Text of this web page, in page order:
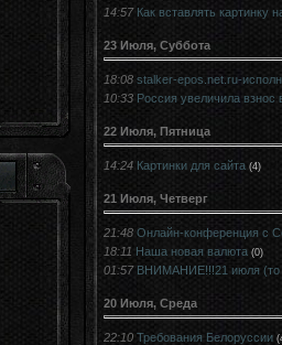
14:57 Как вставлять картинку
23 Июля, Суббота
18:08 stalker-epos.net.ru-
10:33 Россия увеличила
22 Июля, Пятница
14:24 Картинки для сайта (4)
21 Июля, Четверг
21:48 Онлайн-конференция с
18:11 Наша новая валюта (0)
01:57 ВНИМАНИЕ!!!21 июля (то
20 Июля, Среда
22:10 Требования Белоруссии